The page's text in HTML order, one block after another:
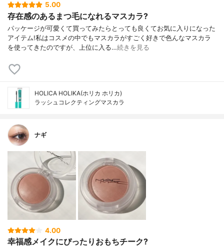
5.00
存在感のあるまつ毛になれるマスカラ?
パッケージが可愛くて買ってみたらとっても良くてお気に入りになった
アイテム!私はコスメの中でもマスカラがすごく好きで色んなマスカラ
を使ってきたのですが、上位に入る…続きを見る
HOLICA HOLIKA(ホリカ ホリカ)
ラッシュコレクティングマスカラ
ナギ
4.00
幸福感メイクにぴったりおもちチーク?